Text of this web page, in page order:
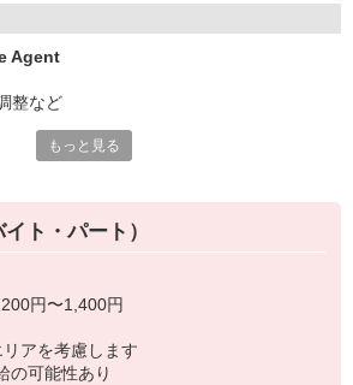
に着きます♪》
ルはもちろん、経営者の近くだからこそ、
貴重なチャンスです♪
たら気軽にエントリーください♪
Agent
整など
りながら、進めていただくお仕事です。
味のある方、大歓迎♪
ン(リモート)にて稼働いただくこともあり
もっと見る
ト・パート）
円〜1,400円
アを考慮します
の可能性あり